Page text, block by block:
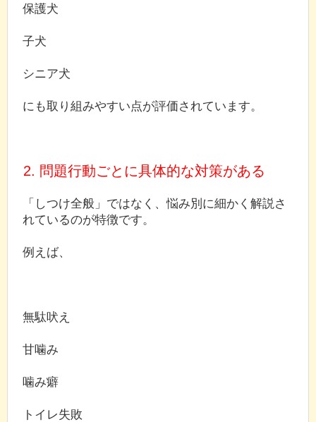
保護犬
子犬
シニア犬
にも取り組みやすい点が評価されています。
2. 問題行動ごとに具体的な対策がある
「しつけ全般」ではなく、悩み別に細かく解説さ
れているのが特徴です。
例えば、
無駄吠え
甘噛み
噛み癖
トイレ失敗